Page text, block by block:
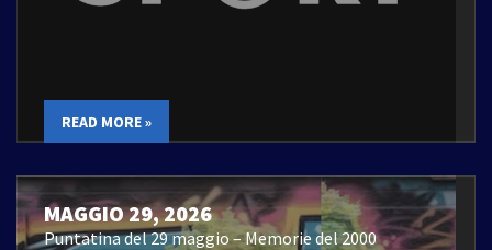
READ MORE »
MAGGIO 29, 2026
Puntatina del 29 maggio – Memorie del 2000